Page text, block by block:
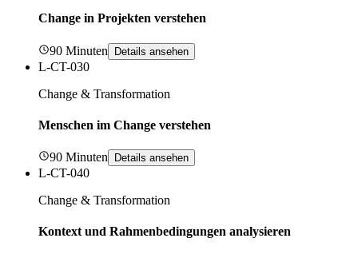
Change in Projekten verstehen
90 Minuten Details ansehen
L-CT-030
Change & Transformation
Menschen im Change verstehen
90 Minuten Details ansehen
L-CT-040
Change & Transformation
Kontext und Rahmenbedingungen analysieren